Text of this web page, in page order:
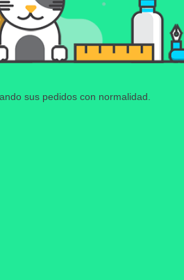
sus pedidos con normalidad.